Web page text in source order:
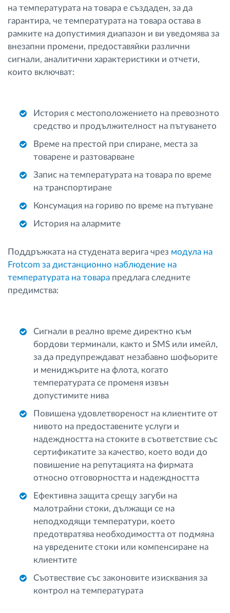
на температурата на товара е създаден, за да
гарантира, че температурата на товара остава в
рамките на допустимия диапазон и ви уведомява за
внезапни промени, предоставяйки различни
сигнали, аналитични характеристики и отчети,
които включват:
История с местоположението на превозното
средство и продължителност на пътуването
Време на престой при спиране, места за
товарене и разтоварване
Запис на температурата на товара по време
на транспортиране
Консумация на гориво по време на пътуване
История на алармите
Поддръжката на студената верига чрез модула на
Frotcom за дистанционно наблюдение на
температурата на товара предлага следните
предимства:
Сигнали в реално време директно към
бордови терминали, както и SMS или имейл,
за да предупреждават незабавно шофьорите
и мениджърите на флота, когато
температурата се променя извън
допустимите нива
Повишена удовлетвореност на клиентите от
нивото на предоставените услуги и
надеждността на стоките в съответствие със
сертификатите за качество, което води до
повишение на репутацията на фирмата
относно отговорността и надеждността
Ефективна защита срещу загуби на
малотрайни стоки, дължащи се на
неподходящи температури, което
предотвратява необходимостта от подмяна
на увредените стоки или компенсиране на
клиентите
Съотвествие със законовите изисквания за
контрол на температурата